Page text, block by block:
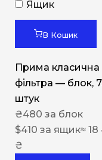
Ящик
В Кошик
Прима класична
фільтра — блок,
штук
₴480 за блок
$410 за ящик≈ 18
₴